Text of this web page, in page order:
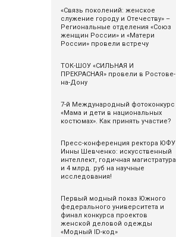
«Связь поколений: женское
служение городу и Отечеству» –
Региональные отделения «Союз
женщин России» и «Матери
России» провели встречу
ТОК-ШОУ «СИЛЬНАЯ И
ПРЕКРАСНАЯ» провели в Ростове-
на-Дону
7-й Международный фотоконкурс
«Мама и дети в национальных
костюмах». Как принять участие?
Пресс-конференция ректора ЮФУ
Инны Шевченко: искусственный
интеллект, годичная магистратура
и 4 млрд. руб на научные
исследования!
Первый модный показ Южного
федерального университета и
финал конкурса проектов
женской деловой одежды
«Модный ID-код»